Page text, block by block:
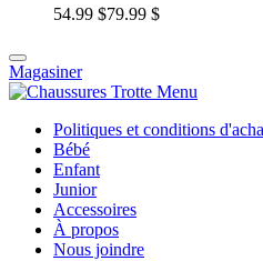
54.99 $79.99 $
Magasiner
Politiques et conditions
Bébé
Enfant
Junior
Accessoires
À propos
Nous joindre